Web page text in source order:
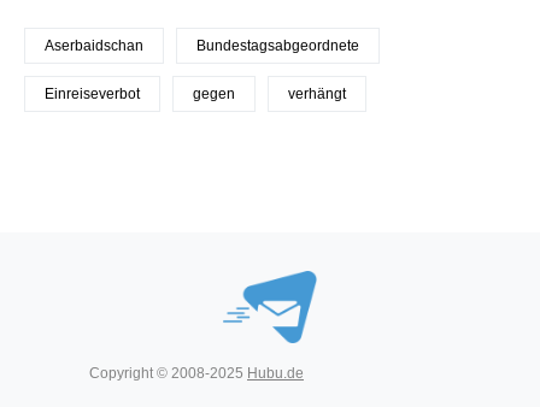
Aserbaidschan Bundestagsabgeordnete
Einreiseverbot gegen verhängt
Copyright © 2008-2025 Hubu.de